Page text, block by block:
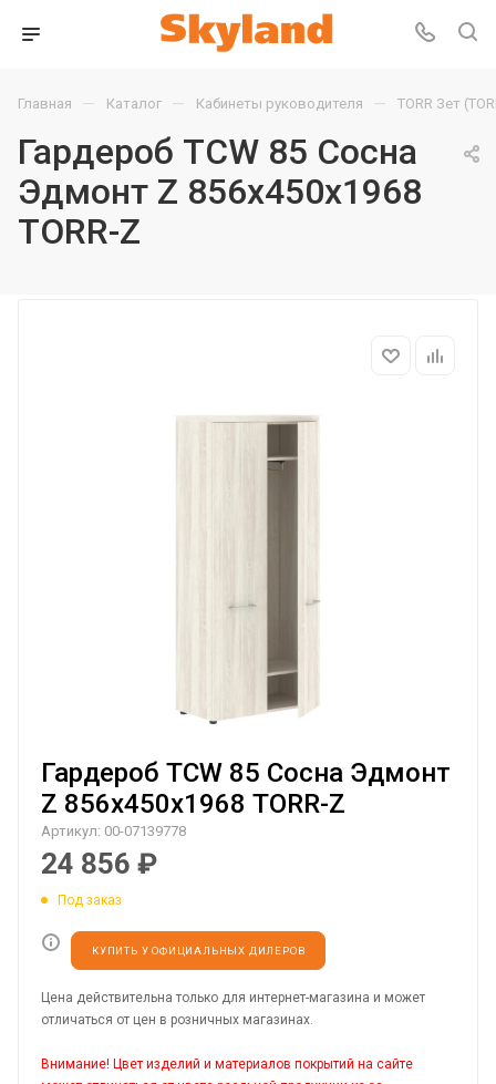
Главная — Каталог — Кабинеты руководителя — TORR Зет
Гардероб TCW 85 Сосна
Эдмонт Z 856х450х1968
TORR-Z
Гардероб TCW 85 Сосна Эдмонт
Z 856х450х1968 TORR-Z
Артикул: 00-07139778
24 856 ₽
Под заказ
КУПИТЬ У ОФИЦИАЛЬНЫХ ДИЛЕРОВ
Цена действительна только для интернет-магазина и может
отличаться от цен в розничных магазинах.
Внимание! Цвет изделий и материалов покрытий на сайте